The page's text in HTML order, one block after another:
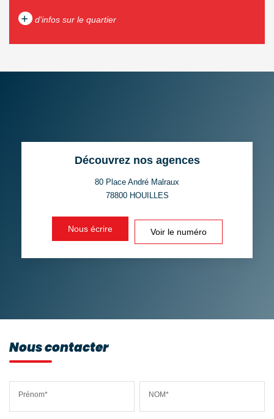
+ d'infos sur le quartier
PART DES MÉNAGES SANS
VOITURE
ECOLES ET CRÈCHES
Découvrez nos agences
80 Place André Malraux
78800 HOUILLES
Nous écrire Voir le numéro
Nous contacter
Prénom* NOM*